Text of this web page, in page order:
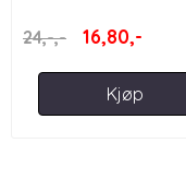
24,-,- 16,80,-
Kjøp